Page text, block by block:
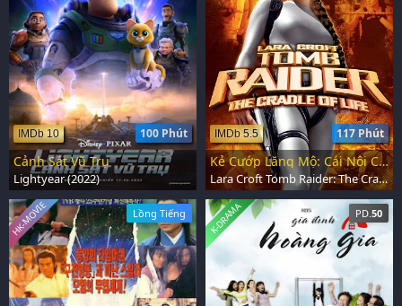
100 Phút
IMDb 10
Cảnh Sát Vũ Trụ
Lightyear (2022)
117 Phút
IMDb 5.5
Kẻ Cướp Lăng Mộ: Cái Nôi Của Sự Sống
Lara Croft Tomb Raider: The Cradle of Life (2003)
Lồng Tiếng
HK-MOVIE PD.50
K-DRAMA